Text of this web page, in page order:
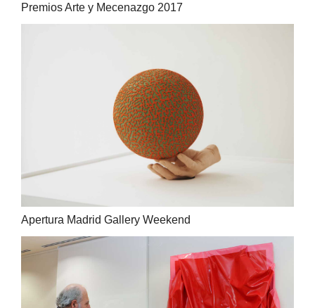
Premios Arte y Mecenazgo 2017
Apertura Madrid Gallery Weekend